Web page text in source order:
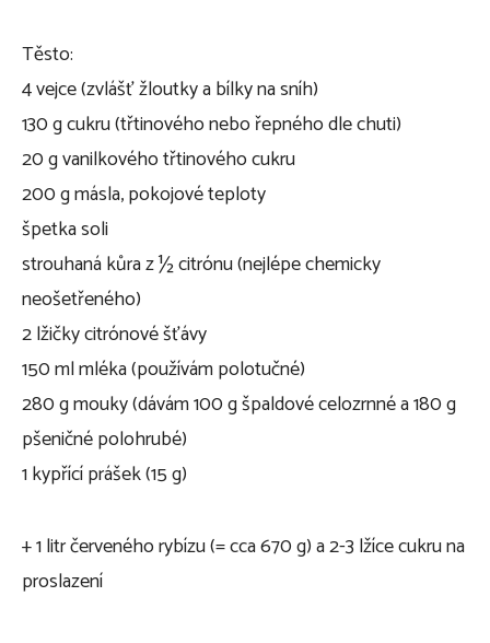
Těsto:
4 vejce (zvlášť žloutky a bílky na sníh)
130 g cukru (třtinového nebo řepného dle chuti)
20 g vanilkového třtinového cukru
200 g másla, pokojové teploty
špetka soli
strouhaná kůra z ½ citrónu (nejlépe chemicky
neošetřeného)
2 lžičky citrónové šťávy
150 ml mléka (používám polotučné)
280 g mouky (dávám 100 g špaldové celozrnné a 180 g
pšeničné polohrubé)
1 kypřící prášek (15 g)
+ 1 litr červeného rybízu (= cca 670 g) a 2-3 lžíce cukru na
proslazení